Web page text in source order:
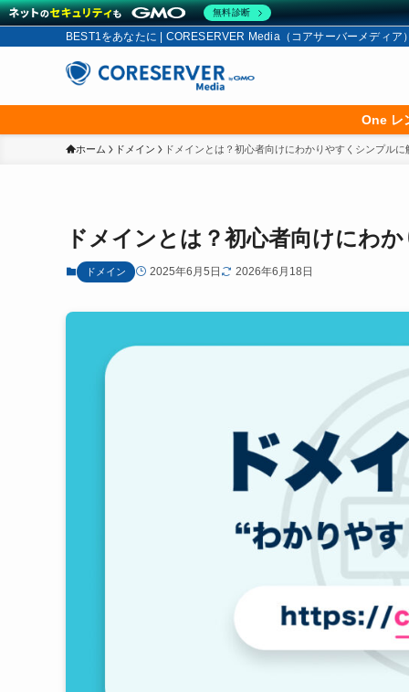
BEST1をあなたに | CORESERVER Media（コアサーバーメディア
One レ
ホーム ドメイン ドメインとは？初心者向けにわかりやすくシンプルに
ドメインとは？初心者向けにわ
ドメイン 2025年6月5日 2026年6月18日
無料診断